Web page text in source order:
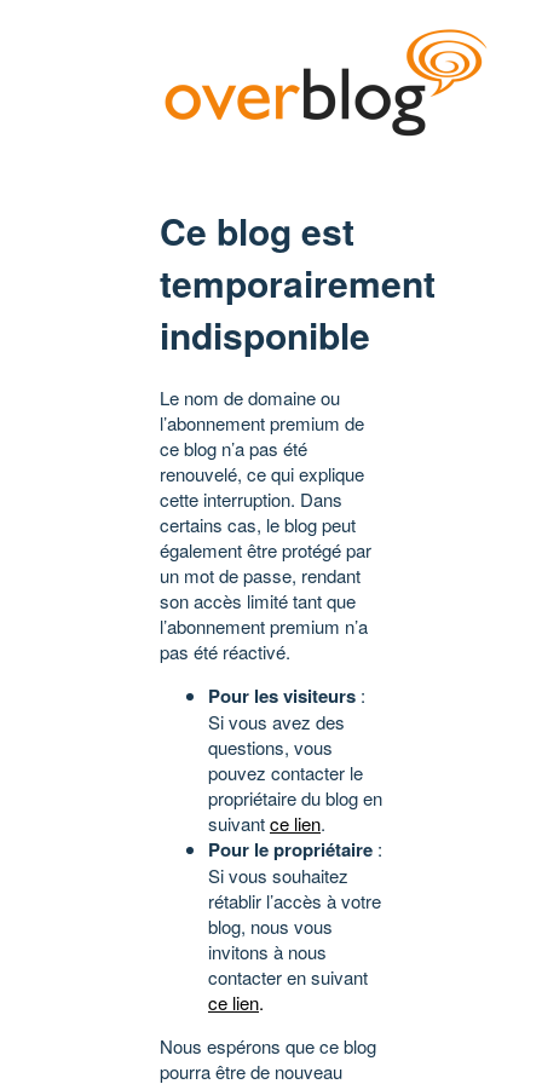
Ce blog est
temporairement
indisponible
Le nom de domaine ou
l’abonnement premium de
ce blog n’a pas été
renouvelé, ce qui explique
cette interruption. Dans
certains cas, le blog peut
également être protégé par
un mot de passe, rendant
son accès limité tant que
l’abonnement premium n’a
pas été réactivé.
Pour les visiteurs :
Si vous avez des
questions, vous
pouvez contacter le
propriétaire du blog en
suivantce lien.
Pour le propriétaire :
Si vous souhaitez
rétablir l’accès à votre
blog, nous vous
invitons à nous
contacter en suivant
ce lien.
Nous espérons que ce blog
pourra être de nouveau